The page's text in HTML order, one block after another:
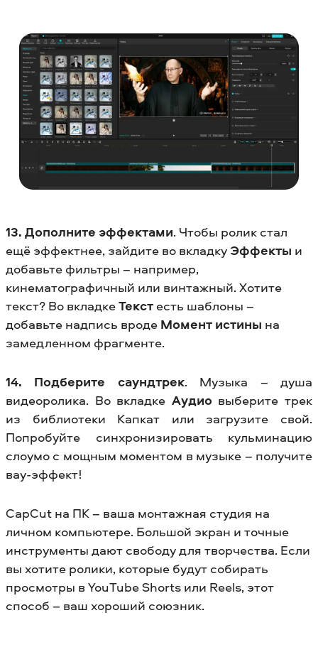
13. Дополните эффектами. Чтобы ролик стал
ещё эффектнее, зайдите во вкладку Эффекты и
добавьте фильтры – например,
кинематографичный или винтажный. Хотите
текст? Во вкладкеТекст есть шаблоны –
добавьте надпись вроде Момент истины на
замедленном фрагменте.
14. Подберите саундтрек. Музыка – душа
видеоролика. Во вкладке Аудио выберите трек
из библиотеки Капкат или загрузите свой.
Попробуйте синхронизировать кульминацию
слоумо с мощным моментом в музыке – получите
вау-эффект!
CapCut на ПК – ваша монтажная студия на
личном компьютере. Большой экран и точные
инструменты дают свободу для творчества. Если
вы хотите ролики, которые будут собирать
просмотры в YouTube Shorts или Reels, этот
способ – ваш хороший союзник.